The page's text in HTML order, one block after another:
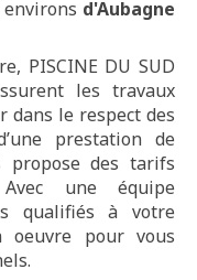
environs d'Aubagne
PISCINE DU SUD
les travaux
dans le respect des
prestation de
propose des tarifs
une équipe
qualifiés à votre
oeuvre pour vous